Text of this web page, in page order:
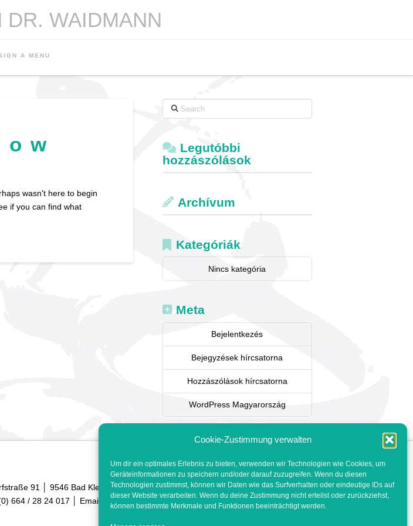
Cookie-Zustimmung verwalten
Um dir ein optimales Erlebnis zu bieten, verwenden wir Technologien wie Cookies, um
Geräteinformationen zu speichern und/oder darauf zuzugreifen. Wenn du diesen
Technologien zustimmst, können wir Daten wie das Surfverhalten oder eindeutige IDs auf
dieser Website verarbeiten. Wenn du deine Zustimmung nicht erteilst oder zurückziehst,
können bestimmte Merkmale und Funktionen beeinträchtigt werden.
DR. WAIDMANN
A MENU
wasn't here to begin
if you can find what
Search
Legutóbbi
hozzászólások
Archívum
Kategóriák
Nincs kategória
Meta
Bejelentkezés
Bejegyzések hírcsatorna
Hozzászólások hírcsatorna
WordPress Magyarország
91 │ 9546 Bad Kleinkirchheim
664 / 28 24 017 │ Email:
reception.waidmann@bkk.at